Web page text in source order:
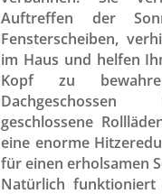
Auftreffen der
Fensterscheiben,
im Haus und helfen
Kopf zu
geschlossene
eine enorme
für einen erholsamen
Natürlich funktioniert